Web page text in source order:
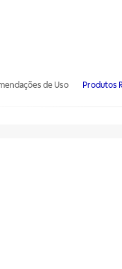
de Uso Produtos